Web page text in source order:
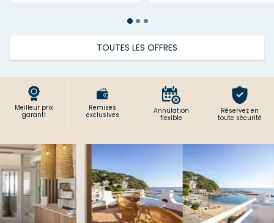
TOUTES LES OFFRES
Meilleur prix
garanti
Remises
exclusives
Annulation
flexible
Réservez en
toute sécurité